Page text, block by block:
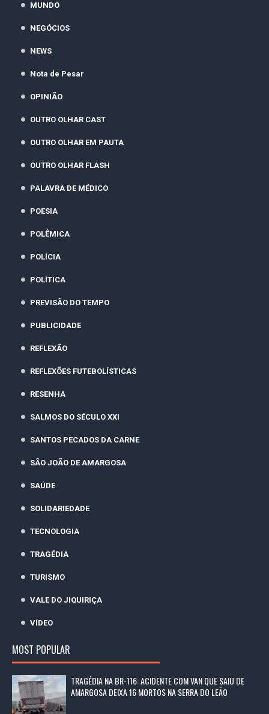
MUNDO
NEGÓCIOS
NEWS
Nota de Pesar
OPINIÃO
OUTRO OLHAR CAST
OUTRO OLHAR EM PAUTA
OUTRO OLHAR FLASH
PALAVRA DE MÉDICO
POESIA
POLÊMICA
POLÍCIA
POLÍTICA
PREVISÃO DO TEMPO
PUBLICIDADE
REFLEXÃO
REFLEXÕES FUTEBOLÍSTICAS
RESENHA
SALMOS DO SÉCULO XXI
SANTOS PECADOS DA CARNE
SÃO JOÃO DE AMARGOSA
SAÚDE
SOLIDARIEDADE
TECNOLOGIA
TRAGÉDIA
TURISMO
VALE DO JIQUIRIÇA
VÍDEO
MOST POPULAR
TRAGÉDIA NA BR-116: ACIDENTE COM VAN QUE SAIU DE
AMARGOSA DEIXA 16 MORTOS NA SERRA DO LEÃO